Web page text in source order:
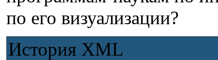
по его визуализации?
История XML